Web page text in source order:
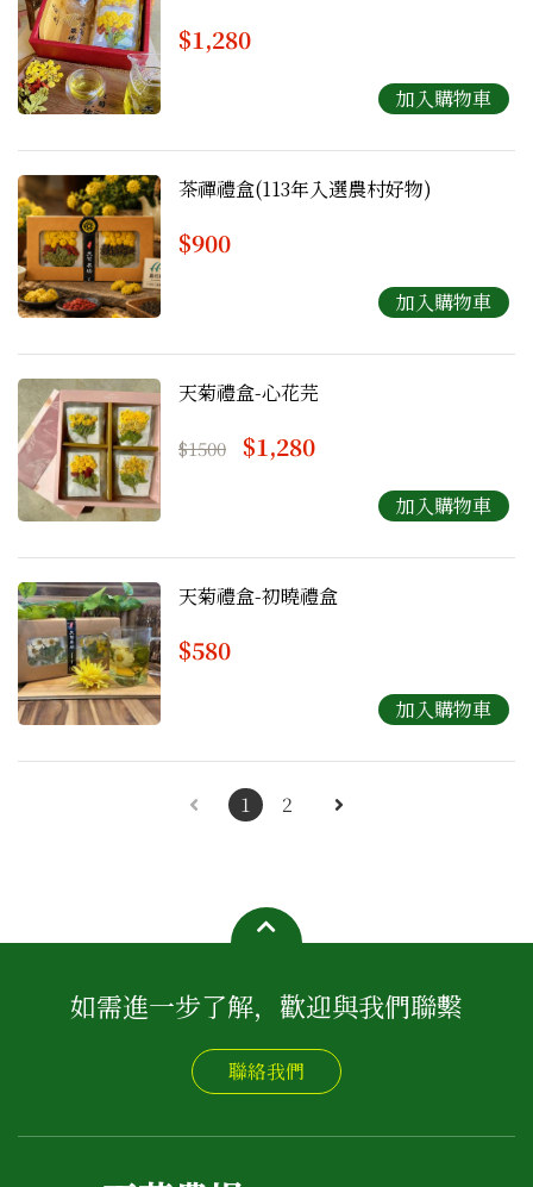
$1,280
茶禪禮盒(113年入選農村好物)
$900
天菊禮盒-心花芫
$1500 $1,280
天菊禮盒-初曉禮盒
$580
1 2
如需進一步了解，歡迎與我們聯繫
聯絡我們